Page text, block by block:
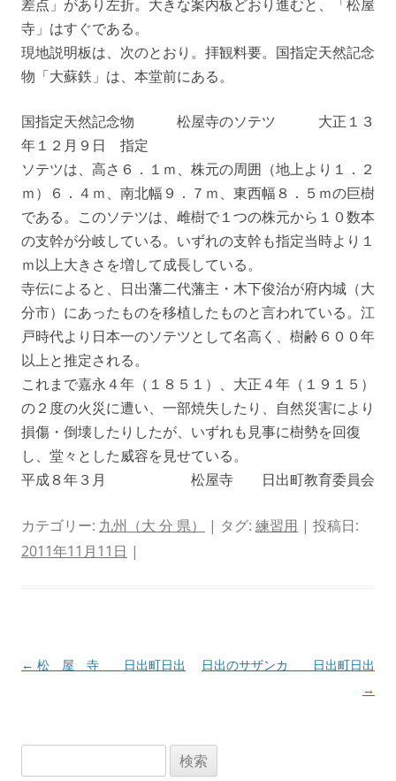
差点」があり左折。大きな案内板どおり進むと、「松屋
寺」はすぐである。
現地説明板は、次のとおり。拝観料要。国指定天然記念
物「大蘇鉄」は、本堂前にある。
国指定天然記念物 松屋寺のソテツ 大正１３
年１２月９日 指定
ソテツは、高さ６．１ｍ、株元の周囲（地上より１．２
ｍ）６．４ｍ、南北幅９．７ｍ、東西幅８．５ｍの巨樹
である。このソテツは、雌樹で１つの株元から１０数本
の支幹が分岐している。いずれの支幹も指定当時より１
ｍ以上大きさを増して成長している。
寺伝によると、日出藩二代藩主・木下俊治が府内城（大
分市）にあったものを移植したものと言われている。江
戸時代より日本一のソテツとして名高く、樹齢６００年
以上と推定される。
これまで嘉永４年（１８５１）、大正４年（１９１５）
の２度の火災に遭い、一部焼失したり、自然災害により
損傷・倒壊したりしたが、いずれも見事に樹勢を回復
し、堂々とした威容を見せている。
平成８年３月 松屋寺 日出町教育委員会
カテゴリー: 九州（大 分 県） | タグ: 練習用 | 投稿日:
2011年11月11日 |
投
← 松 屋 寺 日出町日出
日出のサザンカ 日出町日出
→
索: